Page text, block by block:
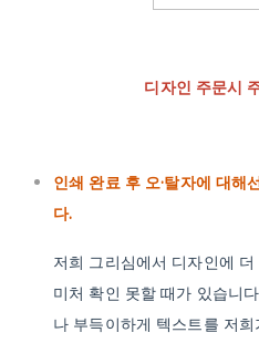
디자인 주문시
인쇄 완료 후 오·탈자에 대해
다.
저희 그리심에서 디자인에
미처 확인 못할 때가 있습니
나 부득이하게 텍스트를 저